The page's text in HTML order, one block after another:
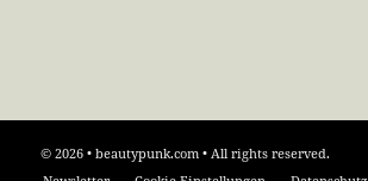
© 2026 • beautypunk.com • All rights reserved.